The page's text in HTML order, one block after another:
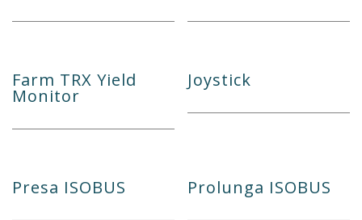
Farm TRX Yield
Monitor
Joystick
Presa ISOBUS Prolunga ISOBUS